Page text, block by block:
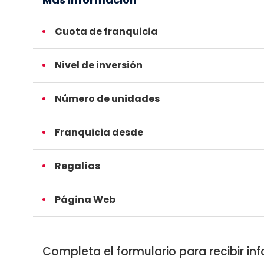
Cuota de franquicia
Nivel de inversión
Número de unidades
Franquicia desde
Regalías
Página Web
Completa el formulario para recibir